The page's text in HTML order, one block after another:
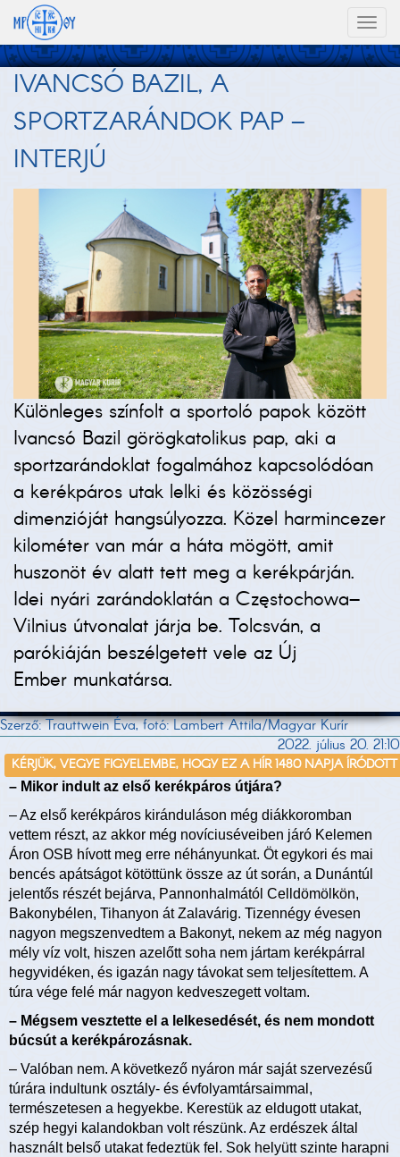
IVANCSÓ BAZIL, A
SPORTZARÁNDOK PAP –
INTERJÚ
Különleges színfolt a sportoló papok között
Ivancsó Bazil görögkatolikus pap, aki a
sportzarándoklat fogalmához kapcsolódóan
a kerékpáros utak lelki és közösségi
dimenzióját hangsúlyozza. Közel harmincezer
kilométer van már a háta mögött, amit
huszonöt év alatt tett meg a kerékpárján.
Idei nyári zarándoklatán a Częstochowa–
Vilnius útvonalat járja be. Tolcsván, a
parókiáján beszélgetett vele az Új
Ember munkatársa.
Szerző: Trauttwein Éva, fotó: Lambert Attila/Magyar Kurír
2022. július 20. 21:10
KÉRJÜK, VEGYE FIGYELEMBE, HOGY EZ A HÍR 1480 NAPJA ÍRÓDOTT
– Mikor indult az első kerékpáros útjára?
– Az első kerékpáros kiránduláson még diákkoromban
vettem részt, az akkor még novíciuséveiben járó Kelemen
Áron OSB hívott meg erre néhányunkat. Öt egykori és mai
bencés apátságot kötöttünk össze az út során, a Dunántúl
jelentős részét bejárva, Pannonhalmától Celldömölkön,
Bakonybélen, Tihanyon át Zalavárig. Tizennégy évesen
nagyon megszenvedtem a Bakonyt, nekem az még nagyon
mély víz volt, hiszen azelőtt soha nem jártam kerékpárral
hegyvidéken, és igazán nagy távokat sem teljesítettem. A
túra vége felé már nagyon kedveszegett voltam.
– Mégsem vesztette el a lelkesedését, és nem mondott
búcsút a kerékpározásnak.
– Valóban nem. A következő nyáron már saját szervezésű
túrára indultunk osztály- és évfolyamtársaimmal,
természetesen a hegyekbe. Kerestük az eldugott utakat,
szép hegyi kalandokban volt részünk. Az erdészek által
használt belső utakat fedeztük fel. Sok helyütt szinte harapni